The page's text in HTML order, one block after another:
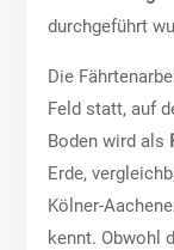
durchgeführt
Die
Feld statt, auf
Boden wird als
Erde,
Kölner-
kennt. Obwohl